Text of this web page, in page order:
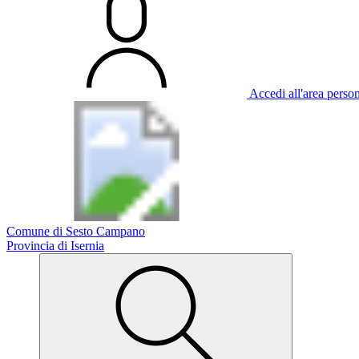
Accedi all'area
Comune di Sesto Campano
Provincia di Isernia